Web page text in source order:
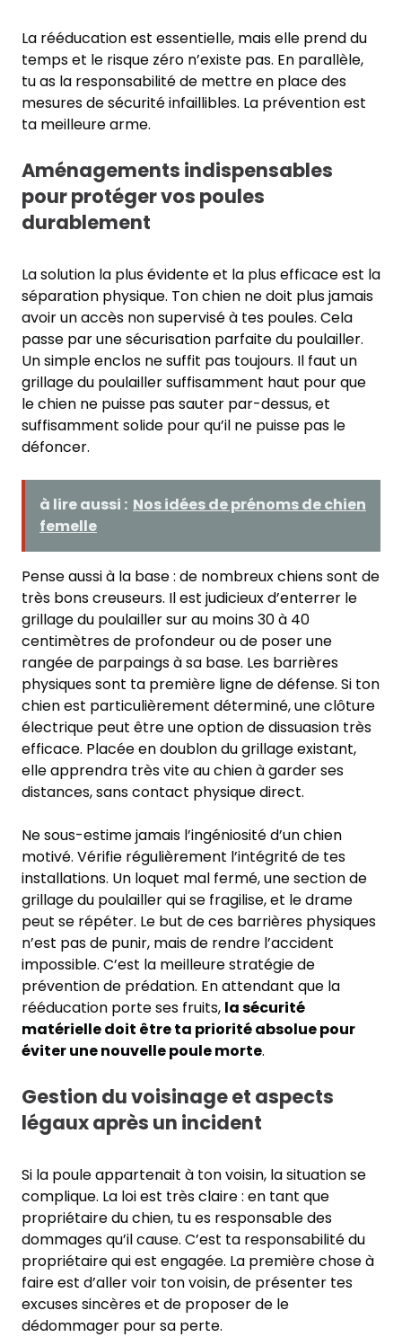
La rééducation est essentielle, mais elle prend du
temps et le risque zéro n’existe pas. En parallèle,
tu as la responsabilité de mettre en place des
mesures de sécurité infaillibles. La prévention est
ta meilleure arme.
Aménagements indispensables
pour protéger vos poules
durablement
La solution la plus évidente et la plus efficace est la
séparation physique. Ton chien ne doit plus jamais
avoir un accès non supervisé à tes poules. Cela
passe par une sécurisation parfaite du poulailler.
Un simple enclos ne suffit pas toujours. Il faut un
grillage du poulailler suffisamment haut pour que
le chien ne puisse pas sauter par-dessus, et
suffisamment solide pour qu’il ne puisse pas le
défoncer.
à lire aussi : Nos idées de prénoms de chien
femelle
Pense aussi à la base : de nombreux chiens sont de
très bons creuseurs. Il est judicieux d’enterrer le
grillage du poulailler sur au moins 30 à 40
centimètres de profondeur ou de poser une
rangée de parpaings à sa base. Les barrières
physiques sont ta première ligne de défense. Si ton
chien est particulièrement déterminé, une clôture
électrique peut être une option de dissuasion très
efficace. Placée en doublon du grillage existant,
elle apprendra très vite au chien à garder ses
distances, sans contact physique direct.
Ne sous-estime jamais l’ingéniosité d’un chien
motivé. Vérifie régulièrement l’intégrité de tes
installations. Un loquet mal fermé, une section de
grillage du poulailler qui se fragilise, et le drame
peut se répéter. Le but de ces barrières physiques
n’est pas de punir, mais de rendre l’accident
impossible. C’est la meilleure stratégie de
prévention de prédation. En attendant que la
rééducation porte ses fruits, la sécurité
matérielle doit être ta priorité absolue pour
éviter une nouvelle poule morte.
Gestion du voisinage et aspects
légaux après un incident
Si la poule appartenait à ton voisin, la situation se
complique. La loi est très claire : en tant que
propriétaire du chien, tu es responsable des
dommages qu’il cause. C’est ta responsabilité du
propriétaire qui est engagée. La première chose à
faire est d’aller voir ton voisin, de présenter tes
excuses sincères et de proposer de le
dédommager pour sa perte.